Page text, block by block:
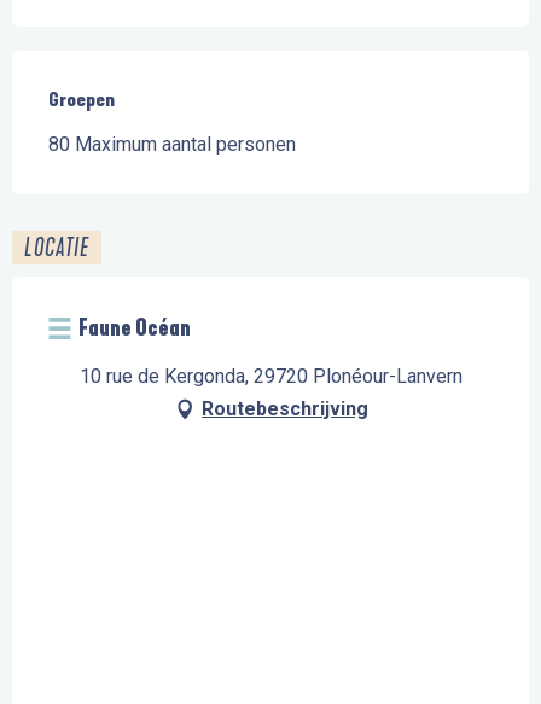
Groepen
Groepen
80 Maximum aantal personen
LOCATIE
Faune Océan
10 rue de Kergonda, 29720 Plonéour-Lanvern
Routebeschrijving